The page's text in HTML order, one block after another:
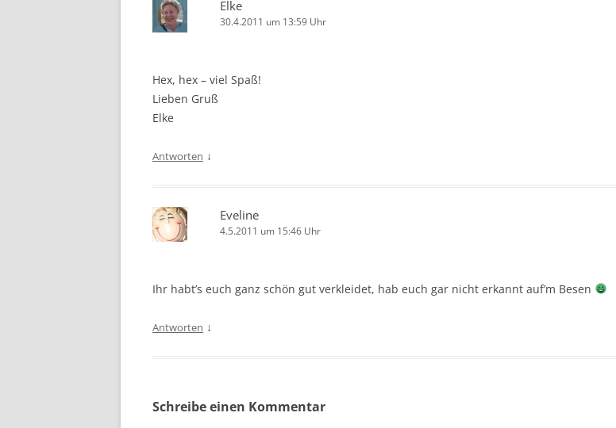
Elke
30.4.2011 um 13:59 Uhr
Hex, hex – viel Spaß!
Lieben Gruß
Elke
Antworten ↓
Eveline
4.5.2011 um 15:46 Uhr
Ihr habt’s euch ganz schön gut verkleidet, hab euch gar nicht erkannt auf’m Besen
Antworten ↓
Schreibe einen Kommentar